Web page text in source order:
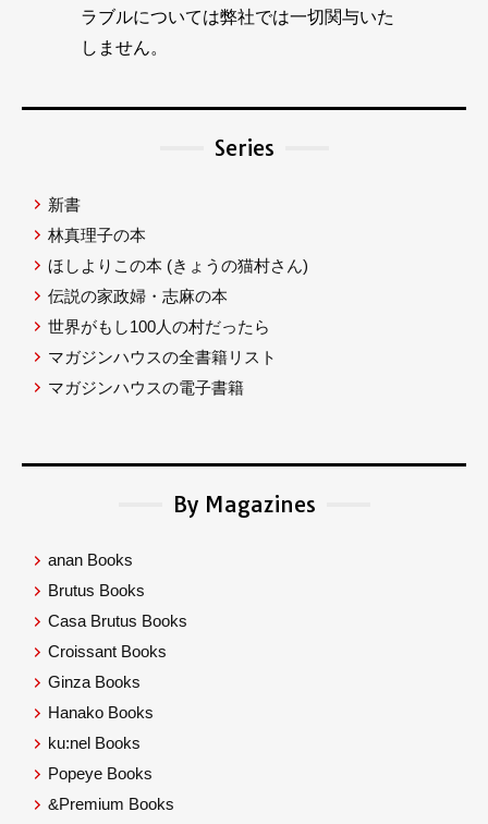
ラブルについては弊社では一切関与いた
しません。
Series
新書
林真理子の本
ほしよりこの本 (きょうの猫村さん)
伝説の家政婦・志麻の本
世界がもし100人の村だったら
マガジンハウスの全書籍リスト
マガジンハウスの電子書籍
By Magazines
anan Books
Brutus Books
Casa Brutus Books
Croissant Books
Ginza Books
Hanako Books
ku:nel Books
Popeye Books
&Premium Books